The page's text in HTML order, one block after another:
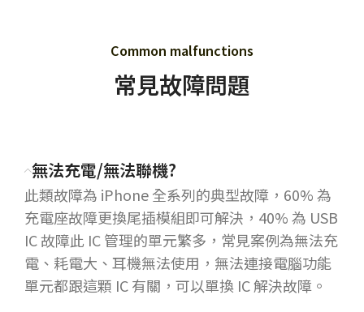
Common malfunctions
常見故障問題
無法充電/無法聯機?
此類故障為 iPhone 全系列的典型故障，60% 為
充電座故障更換尾插模組即可解決，40% 為 USB
IC 故障此 IC 管理的單元繁多，常見案例為無法充
電、耗電大、耳機無法使用，無法連接電腦功能
單元都跟這顆 IC 有關，可以單換 IC 解決故障。